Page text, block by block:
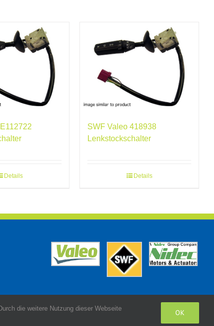
Details
SWF Valeo 418938
Lenkstockschalter
Details
die weitere Nutzung dieser Webseite
OK